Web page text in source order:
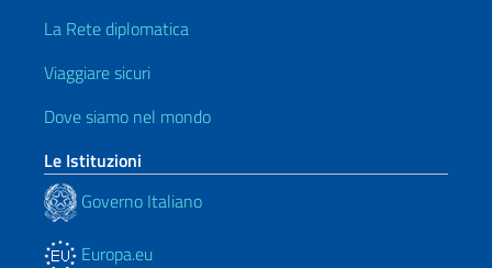
La Rete diplomatica
Viaggiare sicuri
Dove siamo nel mondo
Le Istituzioni
Governo Italiano
Europa.eu